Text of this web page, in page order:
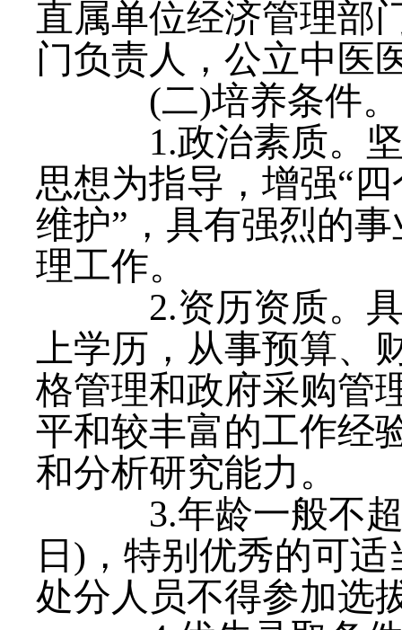
直属单位经济管理部
门负责人，公立中医
(二)培养条件。
1.政治素质。坚
思想为指导，增强“
维护”，具有强烈的
理工作。
2.资历资质。具
上学历，从事预算
格管理和政府采购管
平和较丰富的工作经
和分析研究能力。
3.年龄一般不超
日)，特别优秀的可
处分人员不得参加选